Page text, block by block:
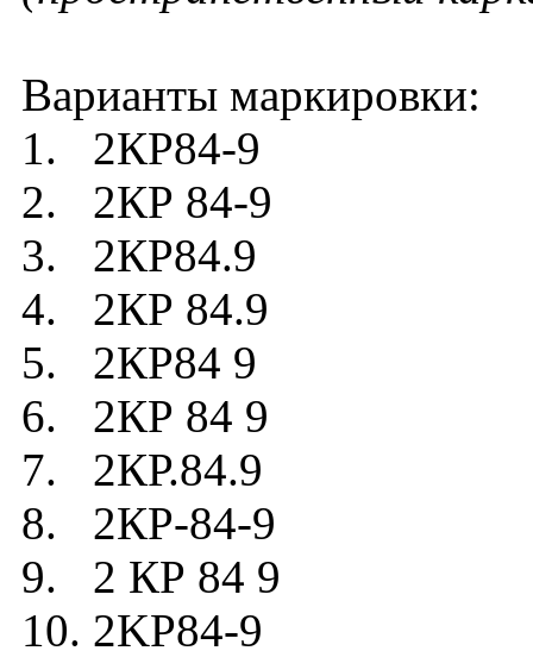
Варианты маркировки:
1. 2КР84-9
2. 2КР 84-9
3. 2КР84.9
4. 2КР 84.9
5. 2КР84 9
6. 2КР 84 9
7. 2КР.84.9
8. 2КР-84-9
9. 2 КР 84 9
10. 2KP84-9